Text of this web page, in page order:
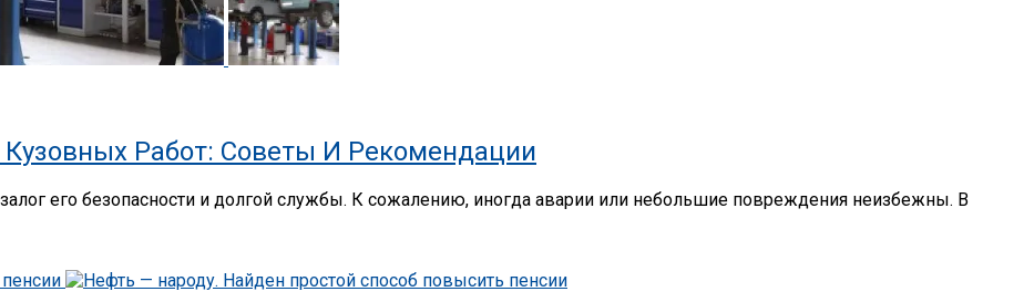
Работ: Советы И Рекомендации
его безопасности и долгой службы. К сожалению, иногда аварии или небольшие повреждения неизбежны. В